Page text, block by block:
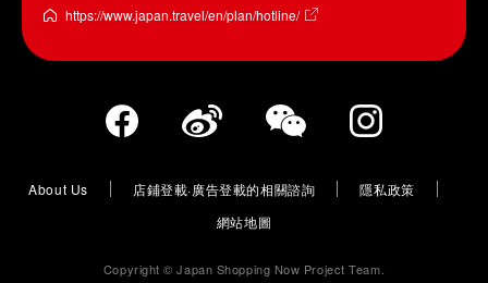
https://www.japan.travel/en/plan/hotline/
About Us 店鋪登載·廣告登載的相關諮詢
隱私政策
網站地圖
Copyright © Japan Shopping Now Project Team.